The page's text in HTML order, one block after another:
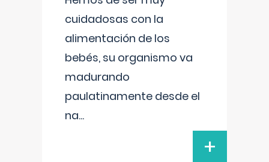
cuidadosas con la
alimentación de los
bebés, su organismo va
madurando
paulatinamente desde el
na...
+